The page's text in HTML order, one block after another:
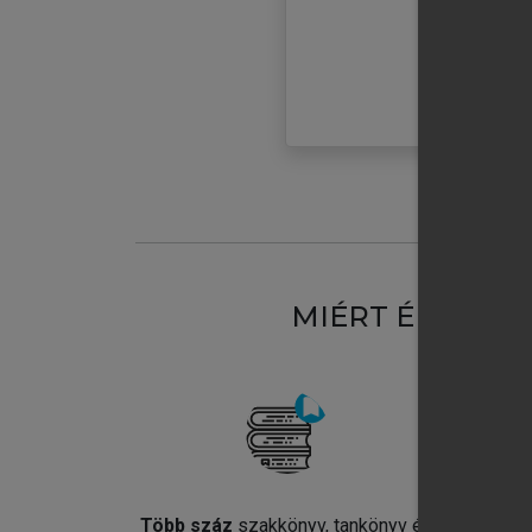
MIÉRT
Több száz szakkönyv, tankönyv és